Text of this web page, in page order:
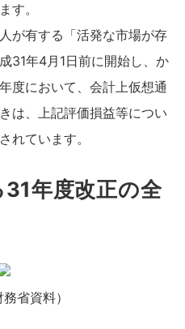
す。
が有する「活発な市場が存
31年4月1日前に開始し、か
度において、会計上仮想通
は、上記評価損益等につい
れています。
年度改正の全
務省資料）